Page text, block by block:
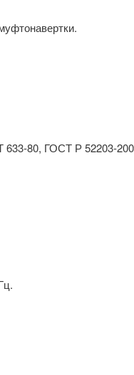
80, ГОСТ Р 52203-